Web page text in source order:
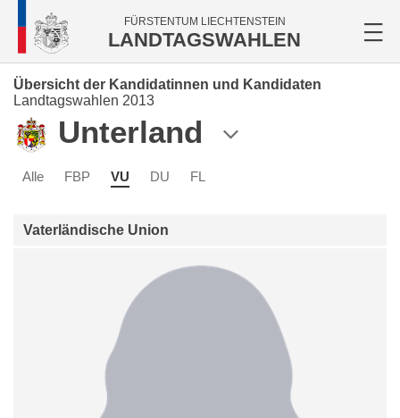
FÜRSTENTUM LIECHTENSTEIN
LANDTAGSWAHLEN
Übersicht der Kandidatinnen und Kandidaten
Landtagswahlen 2013
Unterland
Alle FBP VU DU FL
Vaterländische Union